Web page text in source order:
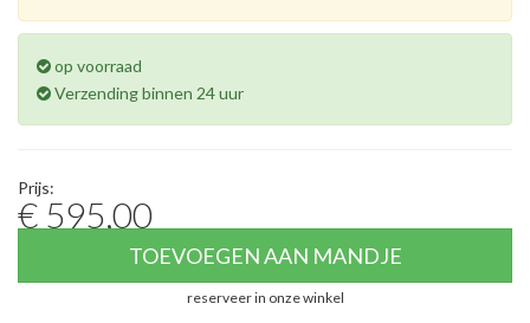
op voorraad
Verzending binnen 24 uur
Prijs:
€ 595,00
TOEVOEGEN AAN MANDJE
reserveer in onze winkel